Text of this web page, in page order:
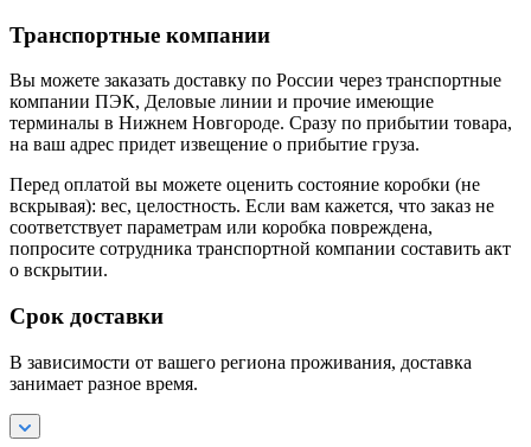
Транспортные компании
Вы можете заказать доставку по России через транспортные
компании ПЭК, Деловые линии и прочие имеющие
терминалы в Нижнем Новгороде. Сразу по прибытии товара,
на ваш адрес придет извещение о прибытие груза.
Перед оплатой вы можете оценить состояние коробки (не
вскрывая): вес, целостность. Если вам кажется, что заказ не
соответствует параметрам или коробка повреждена,
попросите сотрудника транспортной компании составить акт
о вскрытии.
Срок доставки
В зависимости от вашего региона проживания, доставка
занимает разное время.